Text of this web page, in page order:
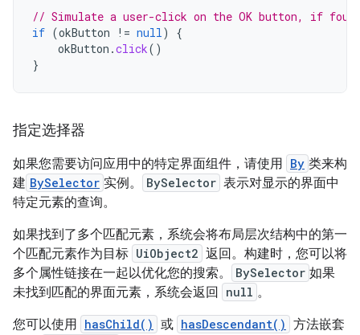
// Simulate a user-click on the OK button, if
if (okButton != null)
{
okButton .click()
}
指定选择器
如果您需要访问应用中的特定界面组件，请使用 By 类来构
建 BySelector 实例。 BySelector 表示对显示的界面中
特定元素的查询。
如果找到了多个匹配元素，系统会将布局层次结构中的第一
个匹配元素作为目标 UiObject2 返回。构建时，您可以将
多个属性链接在一起以优化您的搜索。
BySelector 如果
未找到匹配的界面元素，系统会返回
null 。
您可以使用 hasChild() 或 hasDescendant() 方法嵌套